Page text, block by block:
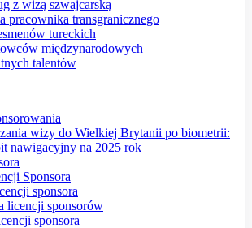
z wizą szwajcarską
pracownika transgranicznego
tureckich
międzynarodowych
talentów
wizy do Wielkiej Brytanii po biometrii:
nawigacyjny na 2025 rok
Sponsora
sponsora
licencji sponsorów
sponsora